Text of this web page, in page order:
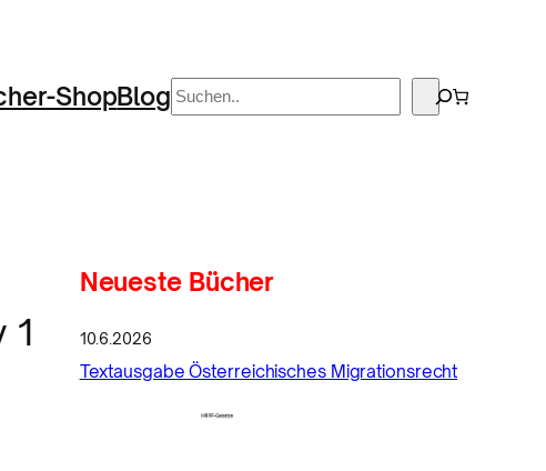
ShopBlog Suchen
1
Neueste Bücher
10.6.2026
Textausgabe Österreichisches Migrationsrecht